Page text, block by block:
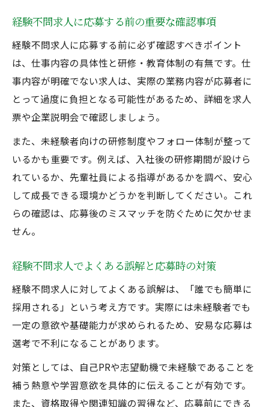
経験不問求人に応募する前の重要な確認事項
経験不問求人に応募する前に必ず確認すべきポイント
は、仕事内容の具体性と研修・教育体制の有無です。仕
事内容が明確でない求人は、実際の業務内容が応募者に
とって過度に負担となる可能性があるため、詳細を求人
票や企業説明会で確認しましょう。
また、未経験者向けの研修制度やフォロー体制が整って
いるかも重要です。例えば、入社後の研修期間が設けら
れているか、先輩社員による指導があるかを調べ、安心
して成長できる環境かどうかを判断してください。これ
らの確認は、応募後のミスマッチを防ぐために欠かせま
せん。
経験不問求人でよくある誤解と応募時の対策
経験不問求人に対してよくある誤解は、「誰でも簡単に
採用される」という考え方です。実際には未経験者でも
一定の意欲や基礎能力が求められるため、安易な応募は
選考で不利になることがあります。
対策としては、自己PRや志望動機で未経験であることを
補う熱意や学習意欲を具体的に伝えることが有効です。
また、資格取得や関連知識の習得など、応募前にできる